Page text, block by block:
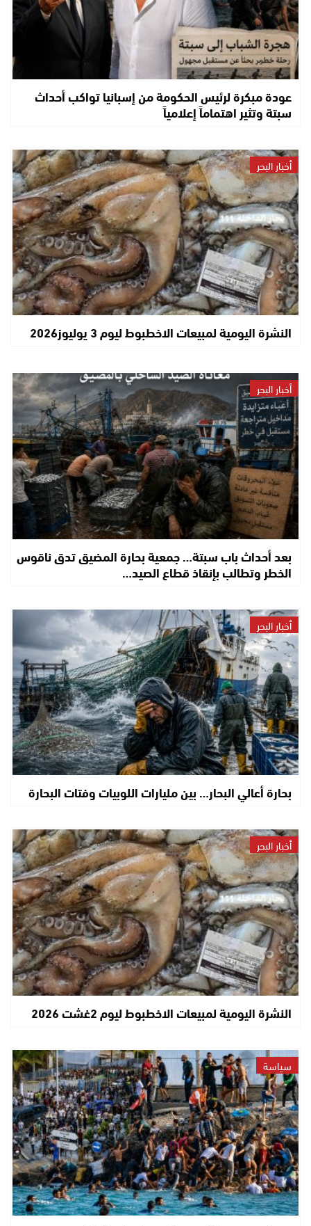
عودة مبكرة لرئيس الحكومة من إسبانيا تواكب أحداث
سبتة وتثير اهتماماً إعلامياً
أخبار البحر
النشرة اليومية لمبيعات الاخطبوط ليوم 3 يوليوز2026
أخبار البحر
بعد أحداث باب سبتة… جمعية بحارة المضيق تدق ناقوس
الخطر وتطالب بإنقاذ قطاع الصيد…
أخبار البحر
بحارة أعالي البحار… بين مليارات اللوبيات وفتات البحارة
أخبار البحر
النشرة اليومية لمبيعات الاخطبوط ليوم 2غشت 2026
سياسة